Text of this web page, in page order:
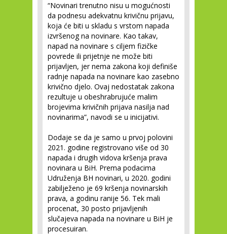
“Novinari trenutno nisu u mogućnosti
da podnesu adekvatnu krivičnu prijavu,
koja će biti u skladu s vrstom napada
izvršenog na novinare. Kao takav,
napad na novinare s ciljem fizičke
povrede ili prijetnje ne može biti
prijavljen, jer nema zakona koji definiše
radnje napada na novinare kao zasebno
krivično djelo. Ovaj nedostatak zakona
rezultuje u obeshrabrujuće malim
brojevima krivičnih prijava nasilja nad
novinarima”, navodi se u inicijativi.
Dodaje se da je samo u prvoj polovini
2021. godine registrovano više od 30
napada i drugih vidova kršenja prava
novinara u BiH. Prema podacima
Udruženja BH novinari, u 2020. godini
zabilježeno je 69 kršenja novinarskih
prava, a godinu ranije 56. Tek mali
procenat, 30 posto prijavljenih
slučajeva napada na novinare u BiH je
procesuiran.